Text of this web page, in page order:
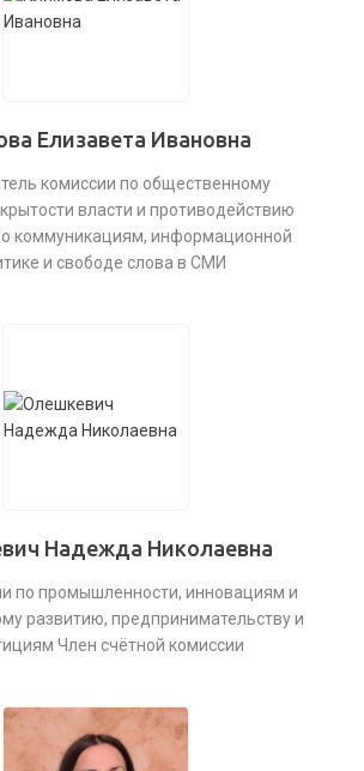
Елизавета Ивановна
комиссии по общественному
власти и противодействию
коммуникациям, информационной
и свободе слова в СМИ
Надежда Николаевна
по промышленности, инновациям и
развитию, предпринимательству и
Член счётной комиссии